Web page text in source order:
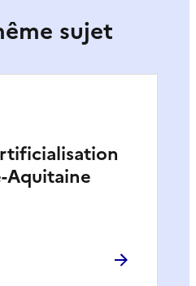
sujet
Aquitaine